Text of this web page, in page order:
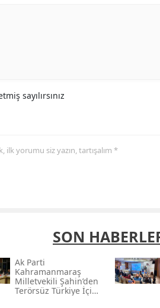
sayılırsınız
yorumu siz yazın, tartışalım *
SON
Ak Parti
Kahramanmaraş
Milletvekili Şahin’den
Terörsüz Türkiye İçin